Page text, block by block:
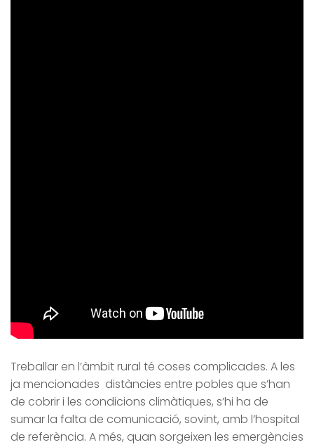
Treballar en l’àmbit rural té coses complicades. A les
ja mencionades distàncies entre pobles que s’han
de cobrir i les condicions climàtiques, s’hi ha de
sumar la falta de comunicació, sovint, amb l’hospital
de referència. A més, quan sorgeixen les emergències